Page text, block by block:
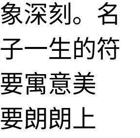
深刻。名
一生的符
寓意美
朗朗上